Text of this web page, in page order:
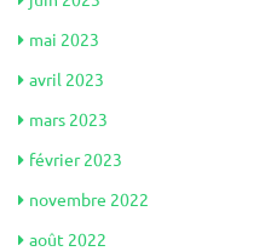
mai 2023
avril 2023
mars 2023
février 2023
novembre 2022
août 2022